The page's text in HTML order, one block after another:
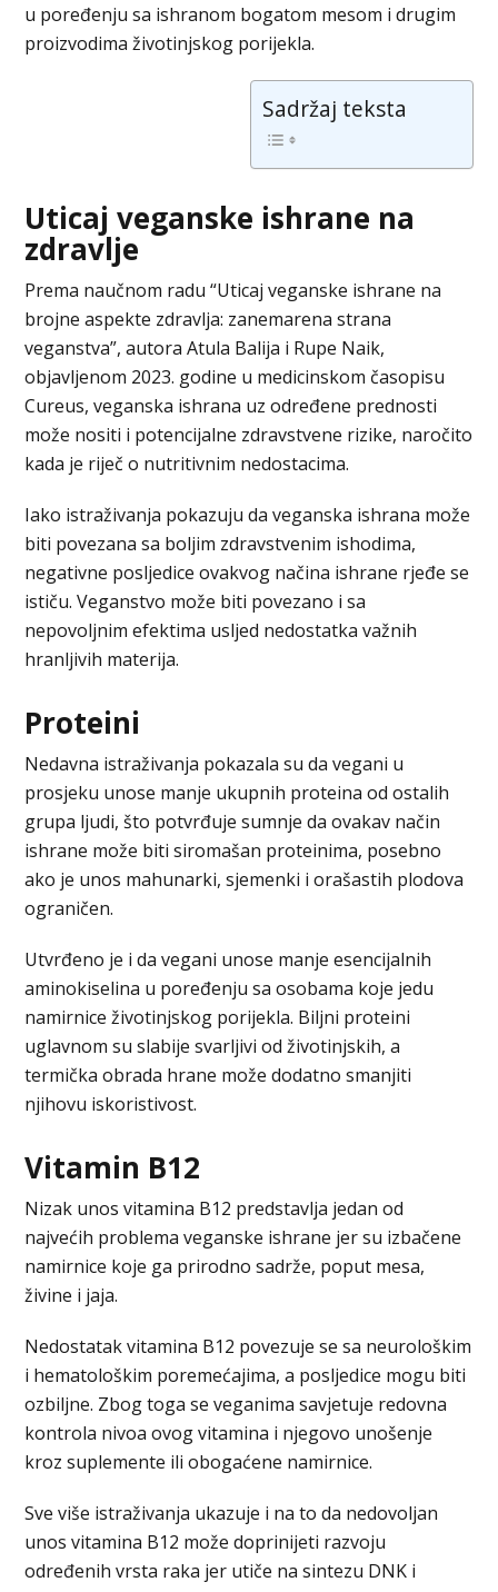
u poređenju sa ishranom bogatom mesom i drugim
proizvodima životinjskog porijekla.
Sadržaj teksta
Uticaj veganske ishrane na
zdravlje
Prema naučnom radu “Uticaj veganske ishrane na
brojne aspekte zdravlja: zanemarena strana
veganstva”, autora Atula Balija i Rupe Naik,
objavljenom 2023. godine u medicinskom časopisu
Cureus, veganska ishrana uz određene prednosti
može nositi i potencijalne zdravstvene rizike, naročito
kada je riječ o nutritivnim nedostacima.
Iako istraživanja pokazuju da veganska ishrana može
biti povezana sa boljim zdravstvenim ishodima,
negativne posljedice ovakvog načina ishrane rjeđe se
ističu. Veganstvo može biti povezano i sa
nepovoljnim efektima usljed nedostatka važnih
hranljivih materija.
Proteini
Nedavna istraživanja pokazala su da vegani u
prosjeku unose manje ukupnih proteina od ostalih
grupa ljudi, što potvrđuje sumnje da ovakav način
ishrane može biti siromašan proteinima, posebno
ako je unos mahunarki, sjemenki i orašastih plodova
ograničen.
Utvrđeno je i da vegani unose manje esencijalnih
aminokiselina u poređenju sa osobama koje jedu
namirnice životinjskog porijekla. Biljni proteini
uglavnom su slabije svarljivi od životinjskih, a
termička obrada hrane može dodatno smanjiti
njihovu iskoristivost.
Vitamin B12
Nizak unos vitamina B12 predstavlja jedan od
najvećih problema veganske ishrane jer su izbačene
namirnice koje ga prirodno sadrže, poput mesa,
živine i jaja.
Nedostatak vitamina B12 povezuje se sa neurološkim
i hematološkim poremećajima, a posljedice mogu biti
ozbiljne. Zbog toga se veganima savjetuje redovna
kontrola nivoa ovog vitamina i njegovo unošenje
kroz suplemente ili obogaćene namirnice.
Sve više istraživanja ukazuje i na to da nedovoljan
unos vitamina B12 može doprinijeti razvoju
određenih vrsta raka jer utiče na sintezu DNK i